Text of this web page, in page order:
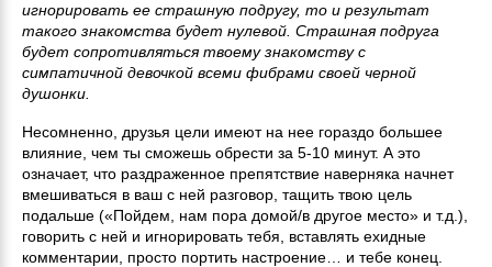
игнорировать ее страшную подругу, то и результат
такого знакомства будет нулевой. Страшная подруга
будет сопротивляться твоему знакомству с
симпатичной девочкой всеми фибрами своей черной
душонки.
Несомненно, друзья цели имеют на нее гораздо большее
влияние, чем ты сможешь обрести за 5-10 минут. А это
означает, что раздраженное препятствие наверняка начнет
вмешиваться в ваш с ней разговор, тащить твою цель
подальше («Пойдем, нам пора домой/в другое место» и т.д.),
говорить с ней и игнорировать тебя, вставлять ехидные
комментарии, просто портить настроение… и тебе конец.